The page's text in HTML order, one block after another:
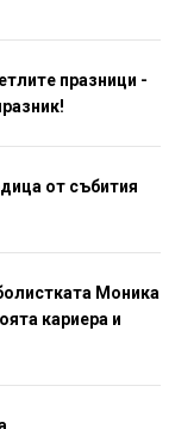
празници -
от събития
Моника
кариера и